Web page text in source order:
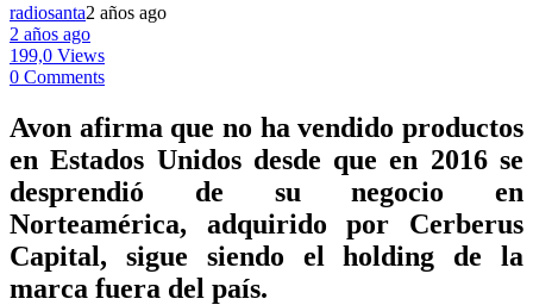
radiosanta2 años ago
2 años ago
199,0 Views
0 Comments
Avon afirma que no ha vendido productos
en Estados Unidos desde que en 2016 se
desprendió de su negocio en
Norteamérica, adquirido por Cerberus
Capital, sigue siendo el holding de la
marca fuera del país.